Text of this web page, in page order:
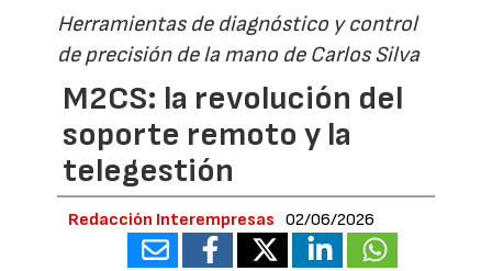
Herramientas de diagnóstico y control
de precisión de la mano de Carlos Silva
M2CS: la revolución del
soporte remoto y la
telegestión
Redacción Interempresas 02/06/2026